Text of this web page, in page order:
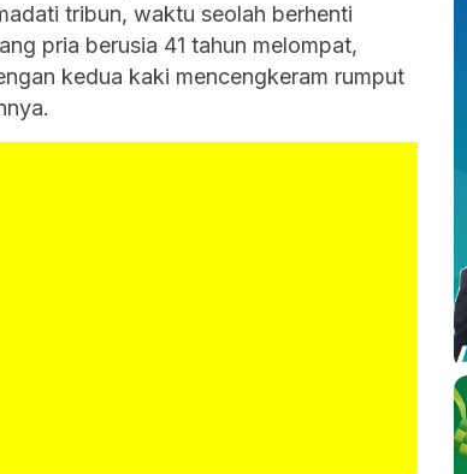
tribun, waktu seolah berhenti
pria berusia 41 tahun melompat,
kedua kaki mencengkeram rumput